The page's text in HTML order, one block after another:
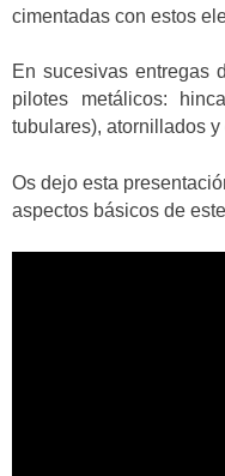
cimentadas con estos
En sucesivas entregas
pilotes metálicos:
tubulares), atornillados y
Os dejo esta
aspectos básicos de